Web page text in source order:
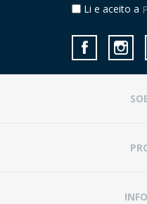
Li e aceito a